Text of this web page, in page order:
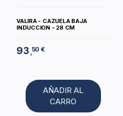
VALIRA - CAZUELA BAJA
INDUCCION - 28 CM
93 ,50 €
AÑADIR AL
CARRO